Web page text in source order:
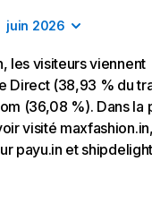
juin 2026
les visiteurs viennent
Direct (38,93 % du
(36,08 %). Dans la
visité
payu.in et